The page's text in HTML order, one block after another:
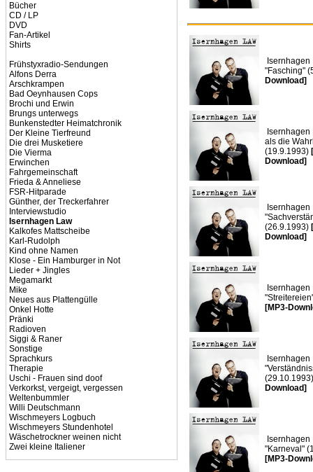
Bücher
CD / LP
DVD
Fan-Artikel
Shirts
Frühstyxradio-Sendungen
Alfons Derra
Arschkrampen
Bad Oeynhausen Cops
Brochi und Erwin
Brungs unterwegs
Bunkenstedter Heimatchronik
Der Kleine Tierfreund
Die drei Musketiere
Die Vierma
Erwinchen
Fahrgemeinschaft
Frieda & Anneliese
FSR-Hitparade
Günther, der Treckerfahrer
Interviewstudio
Isernhagen Law
Kalkofes Mattscheibe
Karl-Rudolph
Kind ohne Namen
Klose - Ein Hamburger in Not
Lieder + Jingles
Megamarkt
Mike
Neues aus Plattengülle
Onkel Hotte
Pränki
Radioven
Siggi & Raner
Sonstige
Sprachkurs
Therapie
Uschi - Frauen sind doof
Verkorkst, vergeigt, vergessen
Weltenbummler
Willi Deutschmann
Wischmeyers Logbuch
Wischmeyers Stundenhotel
Wäschetrockner weinen nicht
Zwei kleine Italiener
Isernhagen
"Fasching"
Download]
als die
(19.9.1993)
Download]
Isernhagen
(26.9.1993)
Download]
Isernhagen
[MP3-
Isernhagen
Download]
Isernhagen
"Karneval"
[MP3-